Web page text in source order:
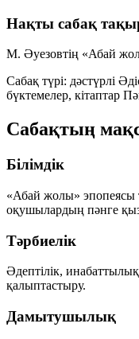
Нақты сабақ
М. Әуезовтің «Абай
Сабақ түрі: дәстүрлі
бүктемелер, кітаптар
Сабақтың
Білімдік
«Абай жолы» эпопеясы
оқушылардың пәнге
Тәрбиелік
Әдептілік,
қалыптастыру.
Дамытушылық